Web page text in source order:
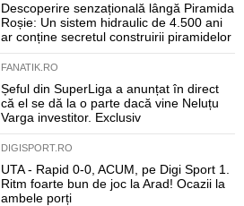
Descoperire senzațională lângă Piramida
Roșie: Un sistem hidraulic de 4.500 ani
ar conține secretul construirii piramidelor
FANATIK.RO
Șeful din SuperLiga a anunțat în direct
că el se dă la o parte dacă vine Neluțu
Varga investitor. Exclusiv
DIGISPORT.RO
UTA - Rapid 0-0, ACUM, pe Digi Sport 1.
Ritm foarte bun de joc la Arad! Ocazii la
ambele porți